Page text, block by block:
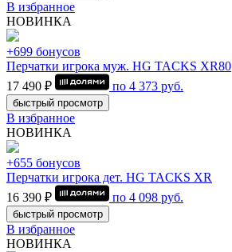
В избранное
НОВИНКА
+699 бонусов
Перчатки игрока муж. HG TACKS XR80
17 490 ₽
по 4 373 руб.
быстрый просмотр
В избранное
НОВИНКА
+655 бонусов
Перчатки игрока дет. HG TACKS XR
16 390 ₽
по 4 098 руб.
быстрый просмотр
В избранное
НОВИНКА